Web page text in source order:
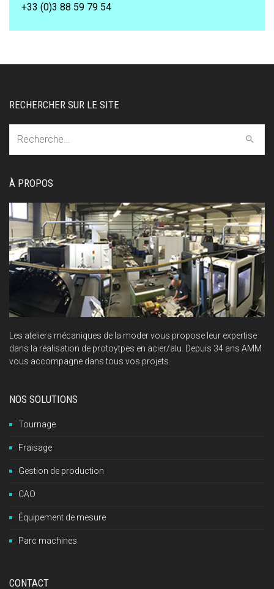
+33 (0)3 88 59 79 54
RECHERCHER SUR LE SITE
À PROPOS
Les ateliers mécaniques de la moder vous propose leur expertise
dans la réalisation de protoytpes en acier/alu. Depuis 34 ans AMM
vous accompagne dans tous vos projets.
NOS SOLUTIONS
Tournage
Fraisage
Gestion de production
CAO
Équipement de mesure
Parc machines
CONTACT